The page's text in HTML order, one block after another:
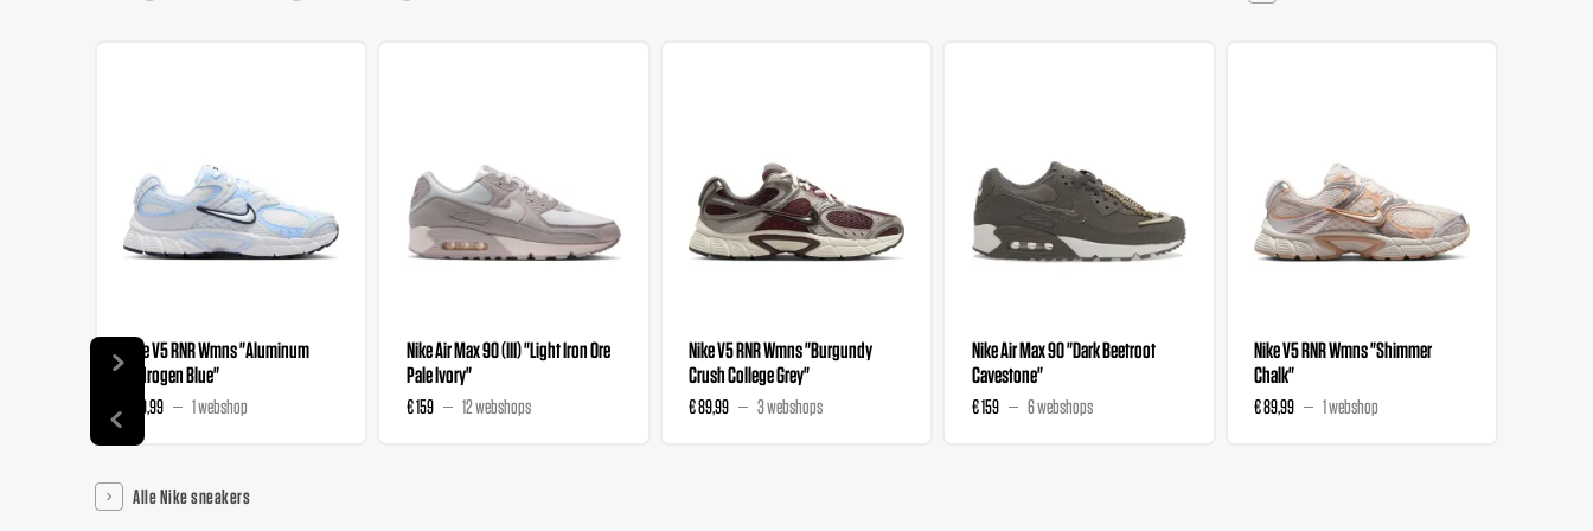
Nike V5 RNR Wmns "Aluminum
Hydrogen Blue"
€ 89,99 1 webshop
Nike Air Max 90 (III) "Light Iron Ore
Pale Ivory"
€ 159 12 webshops
Nike V5 RNR Wmns "Burgundy
Crush College Grey"
€ 89,99 3 webshops
Nike Air Max 90 "Dark Beetroot
Cavestone"
€ 159 6 webshops
Nike V5 RNR Wmns "Shimmer
Chalk"
€ 89,99 1 webshop
Alle Nike sneakers